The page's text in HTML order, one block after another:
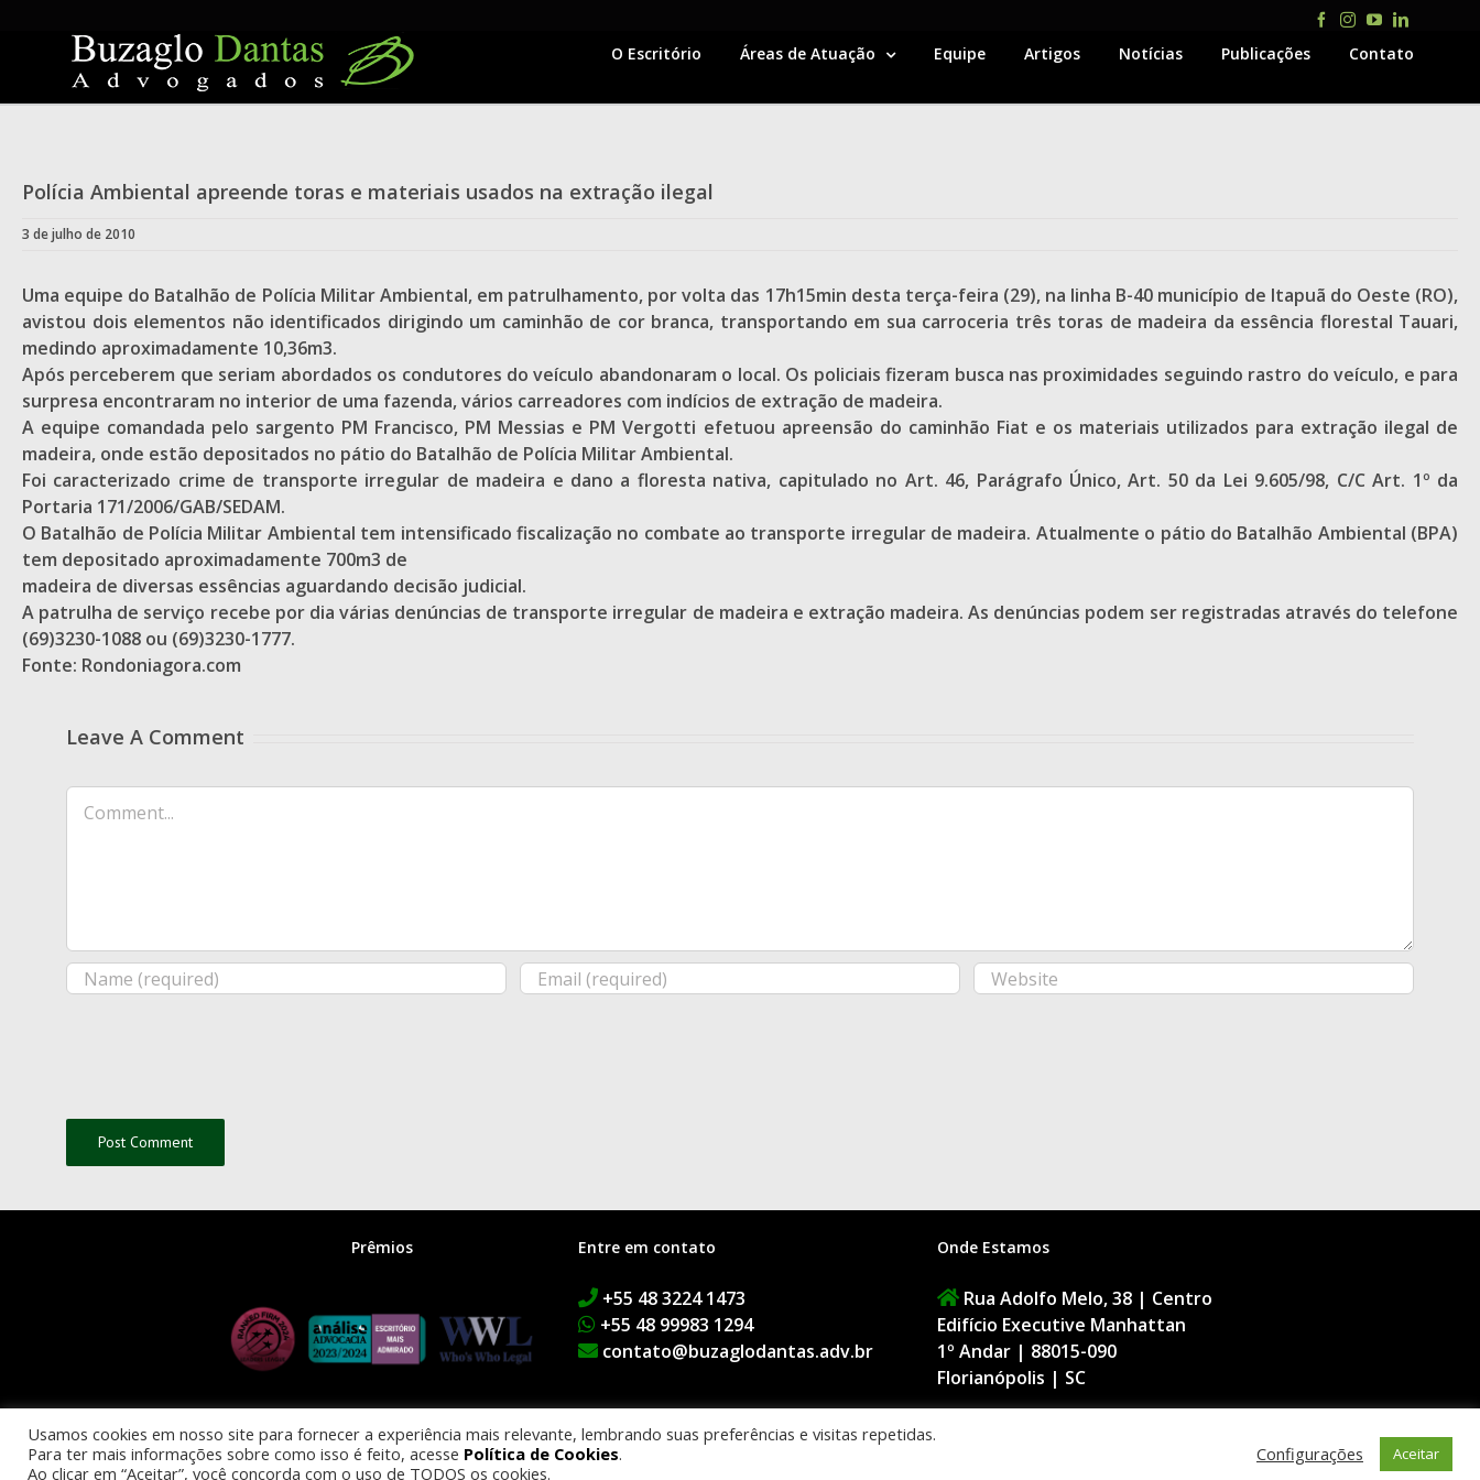
Facebook
Instagram
YouTubeLinkedIn
O Escritório Áreas de Atuação Equipe Artigos Notícias Publicações Contato
Polícia Ambiental apreende toras e materiais usados na extração ilegal
3 de julho de 2010
Uma equipe do Batalhão de Polícia Militar Ambiental, em patrulhamento, por volta das 17h15min desta terça-feira (29), na linha B-40 município de Itapuã do Oeste (RO),
avistou dois elementos não identificados dirigindo um caminhão de cor branca, transportando em sua carroceria três toras de madeira da essência florestal Tauari,
medindo aproximadamente 10,36m3.
Após perceberem que seriam abordados os condutores do veículo abandonaram o local. Os policiais fizeram busca nas proximidades seguindo rastro do veículo, e para
surpresa encontraram no interior de uma fazenda, vários carreadores com indícios de extração de madeira.
A equipe comandada pelo sargento PM Francisco, PM Messias e PM Vergotti efetuou apreensão do caminhão Fiat e os materiais utilizados para extração ilegal de
madeira, onde estão depositados no pátio do Batalhão de Polícia Militar Ambiental.
Foi caracterizado crime de transporte irregular de madeira e dano a floresta nativa, capitulado no Art. 46, Parágrafo Único, Art. 50 da Lei 9.605/98, C/C Art. 1º da
Portaria 171/2006/GAB/SEDAM.
O Batalhão de Polícia Militar Ambiental tem intensificado fiscalização no combate ao transporte irregular de madeira. Atualmente o pátio do Batalhão Ambiental (BPA)
tem depositado aproximadamente 700m3 de
madeira de diversas essências aguardando decisão judicial.
A patrulha de serviço recebe por dia várias denúncias de transporte irregular de madeira e extração madeira. As denúncias podem ser registradas através do telefone
(69)3230-1088 ou (69)3230-1777.
Fonte: Rondoniagora.com
Leave A Comment
Comment
Prêmios Entre em contato
+55 48 3224 1473
+55 48 99983 1294
contato@buzaglodantas.adv.br
Onde Estamos
Rua Adolfo Melo, 38 | Centro
Edifício Executive Manhattan
1º Andar | 88015-090
Florianópolis | SC
© 2025 BUZAGLO DANTAS ADVOGADOS. Todos os direitos reservados.
Usamos cookies em nosso site para fornecer a experiência mais relevante, lembrando suas preferências e visitas repetidas.
Para ter mais informações sobre como isso é feito, acesse Política de Cookies.
Ao clicar em “Aceitar”, você concorda com o uso de TODOS os cookies.
Configurações Aceitar